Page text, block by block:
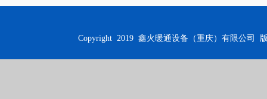
Copyright 2019 鑫火暖通设备（重庆）有限公司